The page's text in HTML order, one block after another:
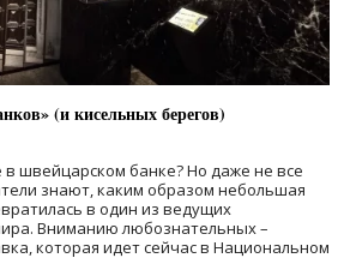
(и кисельных берегов)
в швейцарском банке? Но даже не все
знают, каким образом небольшая
в один из ведущих
Вниманию любознательных –
которая идет сейчас в Национальном